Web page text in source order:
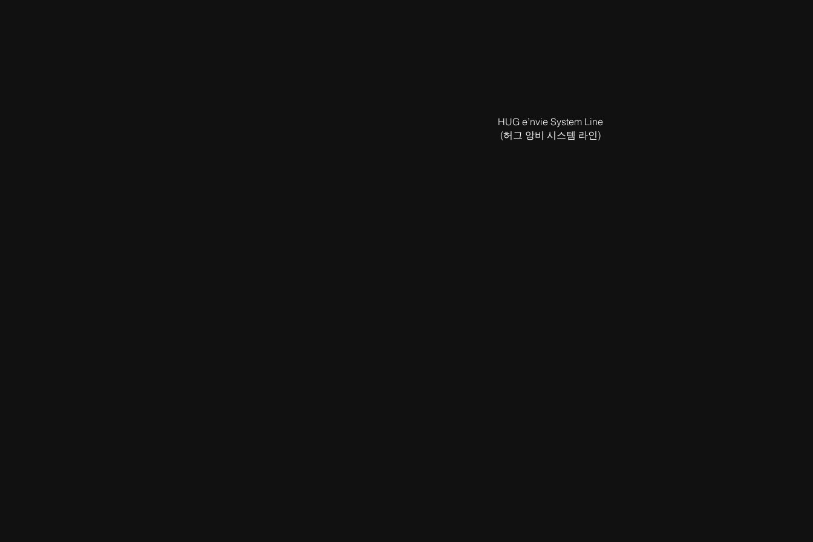
HUG e’nvie System Line
(허그 앙비 시스템 라인)